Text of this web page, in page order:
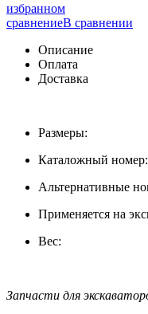
избранном
сравнениеВ сравнении
Описание
Оплата
Доставка
Размеры:
Каталожный номер:
Альтернативные
Применяется на
Вес:
Запчасти для